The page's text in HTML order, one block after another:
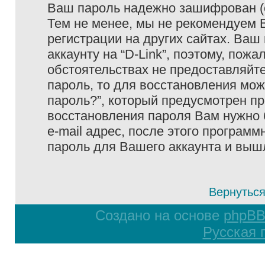
Ваш пароль надежно зашифрован
Тем не менее, мы не рекомендуем
регистрации на других сайтах.
аккаунту на “D-Link”, поэтому,
обстоятельствах не
пароль, то для восстановления
пароль?”, который предусмотрен
восстановления пароля Вам
e-mail адрес, после этого
пароль для Вашего аккаунта и
Создано на основе phpBB
Русская